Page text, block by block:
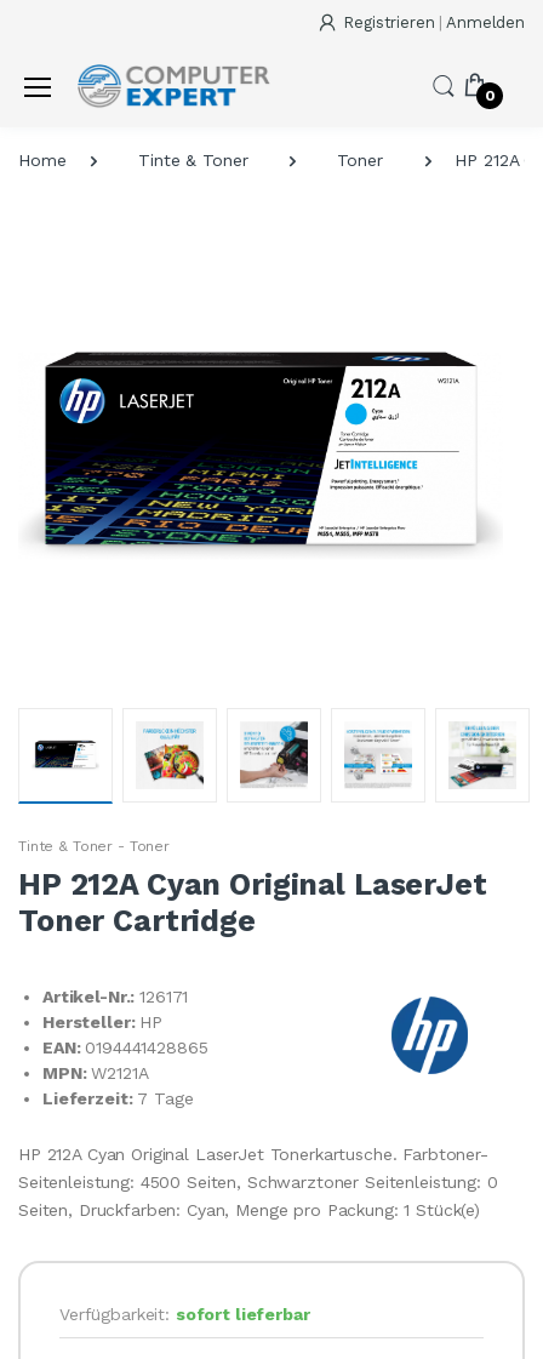
Registrieren Anmelden
0
Home Tinte & Toner Toner HP 212A
Tinte & Toner - Toner
HP 212A Cyan Original LaserJet
Toner Cartridge
Artikel-Nr.:126171
Hersteller: HP
EAN: 0194441428865
MPN:W2121A
Lieferzeit: 7 Tage
HP 212A Cyan Original LaserJet Tonerkartusche. Farbtoner-
Seitenleistung: 4500 Seiten, Schwarztoner Seitenleistung: 0
Seiten, Druckfarben: Cyan, Menge pro Packung: 1 Stück(e)
Verfügbarkeit: sofort lieferbar